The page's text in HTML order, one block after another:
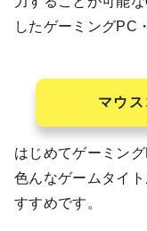
したゲーミングPC
マウ
はじめてゲーミン
色んなゲームタイ
すすめです。